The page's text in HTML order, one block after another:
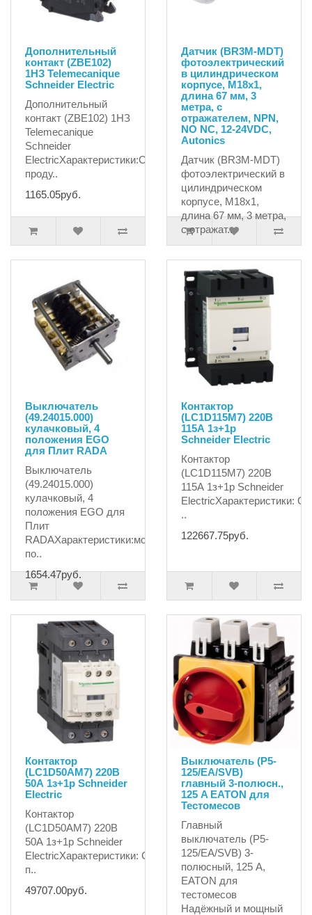
Дополнительный
контакт (ZBE102)
1НЗ Telemecanique
Schneider Electric
Дополнительный
контакт (ZBE102) 1НЗ
Telemecanique
Schneider
ElectricХарактеристики:Серия
проду..
1165.05руб.
Датчик (BR3M-MDT)
фотоэлектрический
в цилиндрическом
корпусе, М18х1,
длина 67 мм, 3
метра, с
отражателем, NPN,
NO NC, 12-24VDC,
Autonics
Датчик (BR3M-MDT)
фотоэлектрический в
цилиндрическом
корпусе, М18х1,
длина 67 мм, 3 метра,
с отражат..
Выключатель
(49.24015.000)
кулачковый, 4
положения EGO
для Плит RADA
Выключатель
(49.24015.000)
кулачковый, 4
положения EGO для
Плит
RADAХарактеристики:модель4
по..
1654.47руб.
Контактор
(LC1D115M7) 220В
115А 1з+1р
Schneider Electric
Контактор
(LC1D115M7) 220В
115А 1з+1р Schneider
ElectricХарактеристики:
..
122667.75руб.
Контактор
(LC1D50AM7) 220В
50А 1з+1р Schneider
Electric
Контактор
(LC1D50AM7) 220В
50А 1з+1р Schneider
ElectricХарактеристики: СерияTeSysНаименование
п..
49707.00руб.
Выключатель (P5-
125/EA/SVB)
главный 3-полюсн.,
125 A EATON для
Тестомесов
Главный
выключатель (P5-
125/EA/SVB) 3-
полюсный, 125 A,
EATON для
тестомесов
Надёжный и мощный